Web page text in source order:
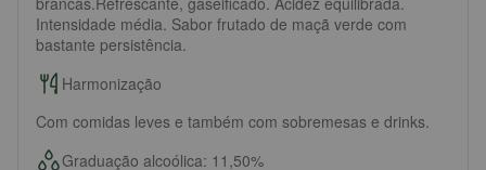
Intensidade média. Sabor frutado de maçã verde com
bastante persistência.
Harmonização
Com comidas leves e também com sobremesas e drinks.
Graduação alcoólica: 11,50%